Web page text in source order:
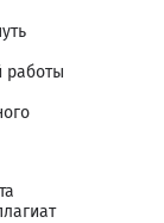
работы